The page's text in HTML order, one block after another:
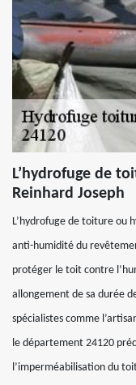
L’hydrofuge de
Reinhard Joseph
L’hydrofuge de toiture ou
anti-humidité du
protéger le toit contre
allongement de sa durée
spécialistes comme
le département 24120
l’imperméabilisation du